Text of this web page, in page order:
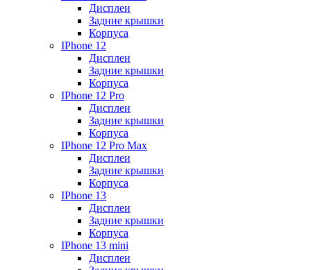
Дисплеи
Задние крышки
Корпуса
IPhone 12
Дисплеи
Задние крышки
Корпуса
IPhone 12 Pro
Дисплеи
Задние крышки
Корпуса
IPhone 12 Pro Max
Дисплеи
Задние крышки
Корпуса
IPhone 13
Дисплеи
Задние крышки
Корпуса
IPhone 13 mini
Дисплеи